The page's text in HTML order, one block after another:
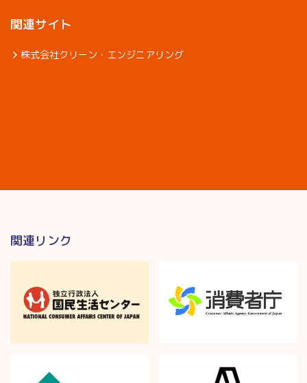
関連サイト
株式会社クリーン・エンジニアリング
関連リンク